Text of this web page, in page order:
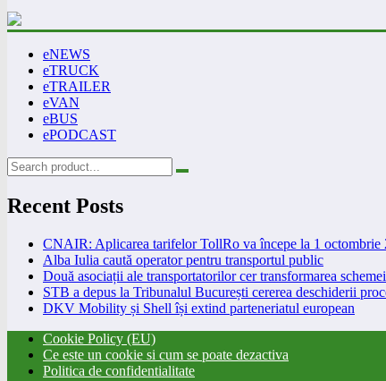
eNEWS
eTRUCK
eTRAILER
eVAN
eBUS
ePODCAST
Recent Posts
CNAIR: Aplicarea tarifelor TollRo va începe la 1 octombrie
Alba Iulia caută operator pentru transportul public
Două asociații ale transportatorilor cer transformarea
STB a depus la Tribunalul București cererea deschiderii
DKV Mobility și Shell își extind parteneriatul european
Cookie Policy (EU)
Ce este un cookie si cum se poate dezactiva
Politica de confidentialitate